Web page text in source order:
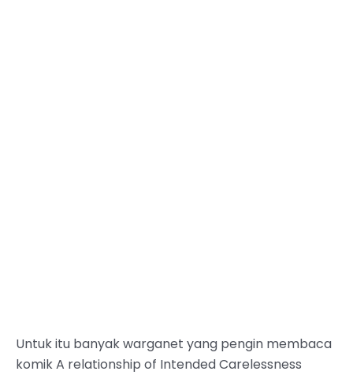
Untuk itu banyak warganet yang pengin membaca
komik A relationship of Intended Carelessness